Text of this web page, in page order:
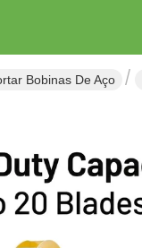
Bobinas De Aço